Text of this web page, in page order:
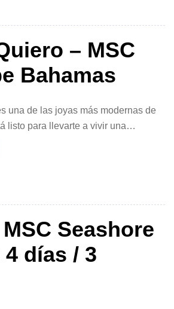
– MSC
Bahamas
una de las joyas más modernas de
listo para llevarte a vivir una
por las Bahamas. Desde Miami,
de 2025, podrás disfrutar de una
Seashore
días / 3